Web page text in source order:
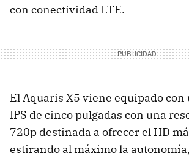
con conectividad LTE.
El Aquaris X5 viene equipado con
IPS de cinco pulgadas con una
720p destinada a ofrecer el HD
estirando al máximo la autonomía,